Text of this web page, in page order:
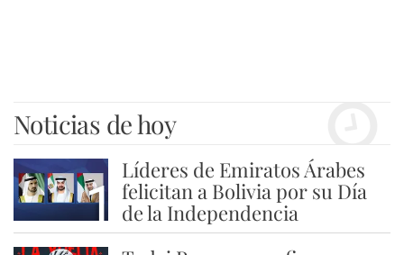
Noticias de hoy
1
Líderes de Emiratos Árabes
felicitan a Bolivia por su Día
de la Independencia